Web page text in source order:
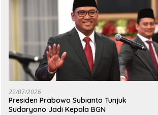
22/07/2026
Presiden Prabowo Subianto Tunjuk
Sudaryono Jadi Kepala BGN